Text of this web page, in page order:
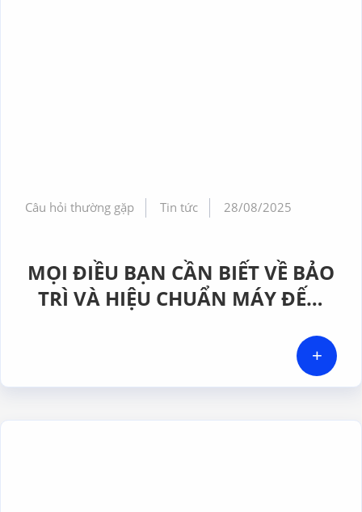
Câu hỏi thường gặp Tin tức 28/08/2025
MỌI ĐIỀU BẠN CẦN BIẾT VỀ BẢO
TRÌ VÀ HIỆU CHUẨN MÁY ĐẾM
+